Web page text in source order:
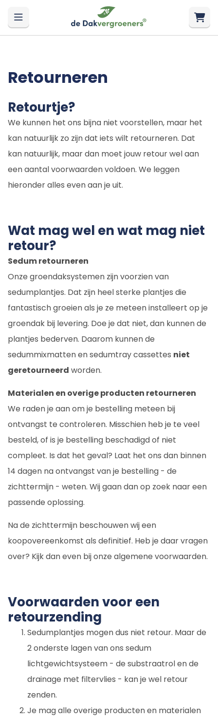
Retourneren
Retourtje?
We kunnen het ons bijna niet voorstellen, maar het
kan natuurlijk zo zijn dat iets wilt retourneren. Dat
kan natuurlijk, maar dan moet jouw retour wel aan
een aantal voorwaarden voldoen. We leggen
hieronder alles even aan je uit.
Wat mag wel en wat mag niet
retour?
Sedum retourneren
Onze groendaksystemen zijn voorzien van
sedumplantjes. Dat zijn heel sterke plantjes die
fantastisch groeien als je ze meteen installeert op je
groendak bij levering. Doe je dat niet, dan kunnen de
plantjes bederven. Daarom kunnen de
sedummixmatten en sedumtray cassettes niet
geretourneerd worden.
Materialen en overige producten retourneren
We raden je aan om je bestelling meteen bij
ontvangst te controleren. Misschien heb je te veel
besteld, of is je bestelling beschadigd of niet
compleet. Is dat het geval? Laat het ons dan binnen
14 dagen na ontvangst van je bestelling - de
zichttermijn - weten. Wij gaan dan op zoek naar een
passende oplossing.
Na de zichttermijn beschouwen wij een
koopovereenkomst als definitief. Heb je daar vragen
over? Kijk dan even bij onze algemene voorwaarden.
Voorwaarden voor een
retourzending
Sedumplantjes mogen dus niet retour. Maar de
2 onderste lagen van ons sedum
lichtgewichtsysteem - de substraatrol en de
drainage met filtervlies - kan je wel retour
zenden.
Je mag alle overige producten en materialen